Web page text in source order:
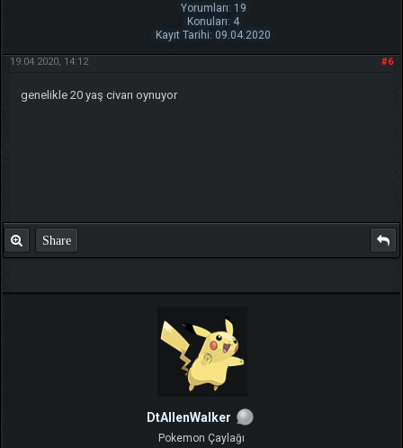
Yorumları: 19
Konuları: 4
Kayıt Tarihi: 09.04.2020
#6
19.04.2020, 14:12
genelikle 20 yaş civarı oynuyor
Share
DtAllenWalker
Pokemon Çaylağı